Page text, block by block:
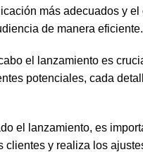
más adecuados y
de manera eficiente.
el lanzamiento es
potenciales, cada
el lanzamiento, es
y realiza los